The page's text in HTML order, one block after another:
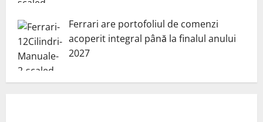
Ferrari are portofoliul de comenzi
acoperit integral până la finalul anului
2027